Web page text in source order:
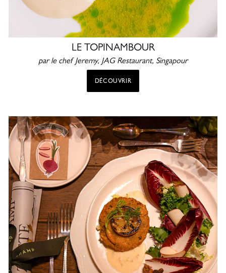
LE TOPINAMBOUR
par le chef Jeremy, JAG Restaurant, Singapour
DÉCOUVRIR